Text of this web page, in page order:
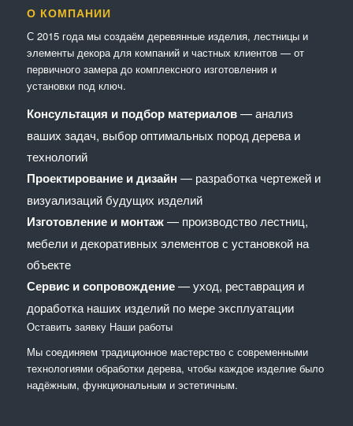
О КОМПАНИИ
С 2015 года мы создаём деревянные изделия, лестницы и
элементы декора для компаний и частных клиентов — от
первичного замера до комплексного изготовления и
установки под ключ.
Консультация и подбор материалов— анализ
ваших задач, выбор оптимальных пород дерева и
технологий
Проектирование и дизайн — разработка чертежей и
визуализаций будущих изделий
Изготовление и монтаж— производство лестниц,
мебели и декоративных элементов с установкой на
объекте
Сервис и сопровождение— уход, реставрация и
доработка наших изделий по мере эксплуатации
Оставить заявку Наши работы
Мы соединяем традиционное мастерство с современными
технологиями обработки дерева, чтобы каждое изделие было
надёжным, функциональным и эстетичным.